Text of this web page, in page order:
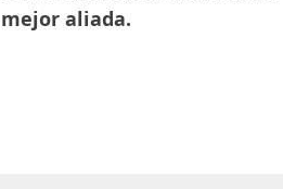
aliada.